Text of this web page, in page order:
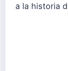
a la historia